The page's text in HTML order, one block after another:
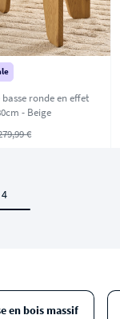
ronde en effet
travertin ø80cm - Beige
€
en bois massif